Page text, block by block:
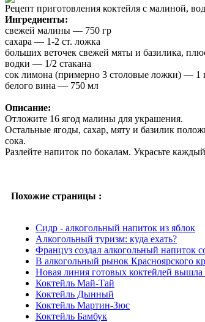
Рецепт приготовления коктейля с малиной,
Ингредиенты:
свежей малины — 750 гр
сахара — 1-2 cт. ложка
больших веточек свежей мяты и базилика,
водки — 1/2 cтакана
сок лимона (примерно 3 столовые ложки) — 1
белого вина — 750 мл
Описание:
Отложите 16 ягод малины для украшения.
Остальные ягоды, сахар, мяту и базилик
сока.
Разлейте напиток по бокалам. Украсьте
Похожие страницы :
Сидр - алкогольный напиток из яблок
Алкогольный туризм: куда ехать?
Француз создал алкогольный напиток
В алкогольный рынок Красноярского
Новая линия готовых коктейлей
Коктейль Май-Тай
Коктейль Дынный
Коктейль Мартин-Зюс
Коктейль Бамбук